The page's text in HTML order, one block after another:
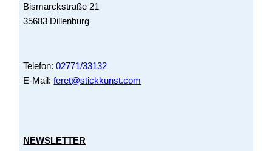
Bismarckstraße 21
35683 Dillenburg
Telefon:02771/33132
E-Mail:feret@stickkunst.com
NEWSLETTER